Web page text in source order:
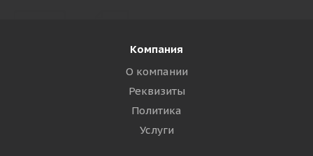
Компания
О компании
Реквизиты
Политика
Услуги